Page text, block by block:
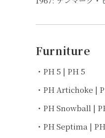
Furniture
・PH 5 | PH 5
・PH Artichoke |
・PH Snowball |
・PH Septima |